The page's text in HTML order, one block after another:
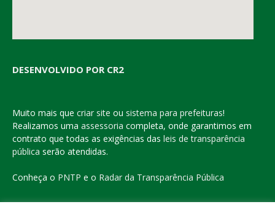
DESENVOLVIDO POR CR2
Muito mais que criar site ou sistema para prefeituras!
Realizamos uma assessoria completa, onde garantimos em
contrato que todas as exigências das leis de transparência
pública serão atendidas.
Conheça o PNTP e o Radar da Transparência Pública